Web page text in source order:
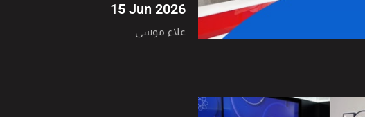
15 Jun 2026
علاء موسى